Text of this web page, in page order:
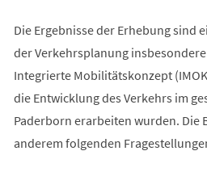
Die Ergebnisse der Erhebung sind
der Verkehrsplanung
Integrierte Mobilitätskonzept
die Entwicklung des Verkehrs im
Paderborn erarbeiten wurden. Die
anderem folgenden